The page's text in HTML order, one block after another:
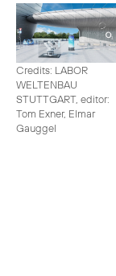
Credits: LABOR
WELTENBAU
STUTTGART, editor:
Tom Exner, Elmar
Gauggel